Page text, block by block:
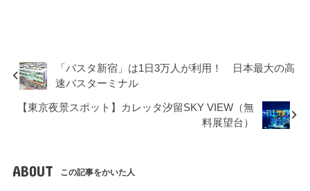
「バスタ新宿」は1日3万人が利用！ 日本最大の高
速バスターミナル
【東京夜景スポット】カレッタ汐留SKY VIEW（無
料展望台）
ABOUT この記事をかいた人